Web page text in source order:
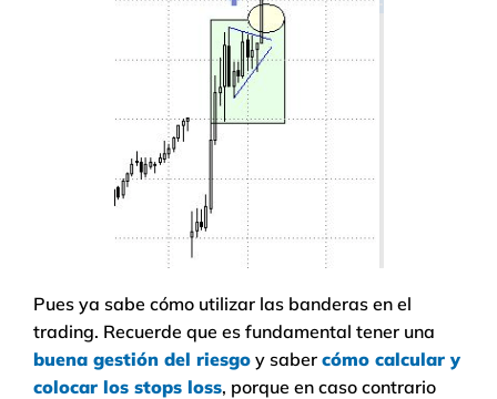
Pues ya sabe cómo utilizar las banderas en el
trading. Recuerde que es fundamental tener una
buena gestión del riesgo y saber cómo calcular y
colocar los stops loss, porque en caso contrario